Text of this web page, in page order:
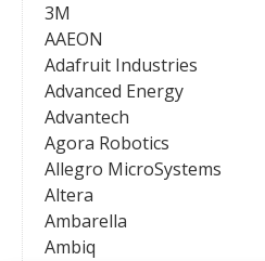
3M
AAEON
Adafruit Industries
Advanced Energy
Advantech
Agora Robotics
Allegro MicroSystems
Altera
Ambarella
Ambiq